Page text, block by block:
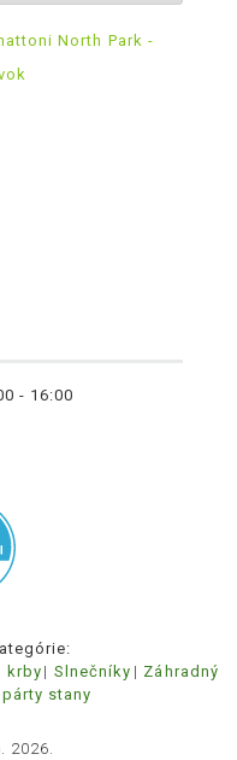
North Park -
- 16:00
krby Slnečníky
Záhradný
stany
2026.